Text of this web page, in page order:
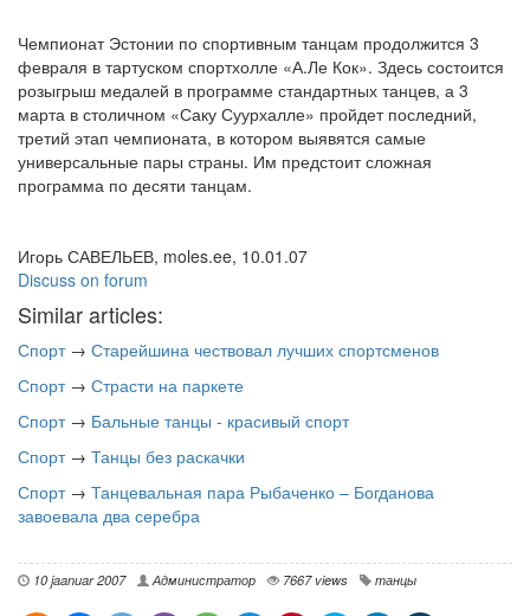
Чемпионат Эстонии по спортивным танцам продолжится 3
февраля в тартуском спортхолле «А.Ле Кок». Здесь состоится
розыгрыш медалей в программе стандартных танцев, а 3
марта в столичном «Саку Суурхалле» пройдет последний,
третий этап чемпионата, в котором выявятся самые
универсальные пары страны. Им предстоит сложная
программа по десяти танцам.
Игорь САВЕЛЬЕВ, moles.ee, 10.01.07
Discuss on forum
Similar articles:
Спорт→ Старейшина чествовал лучших спортсменов
Спорт→ Страсти на паркете
Спорт→ Бальные танцы - красивый спорт
Спорт→ Танцы без раскачки
Спорт→ Танцевальная пара Рыбаченко – Богданова
завоевала два серебра
10 jaanuar 2007 Администратор 7667 views танцы